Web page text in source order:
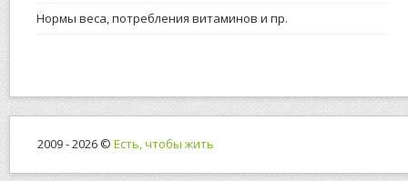
Нормы веса, потребления витаминов и пр.
2009 - 2026 © Есть, чтобы жить